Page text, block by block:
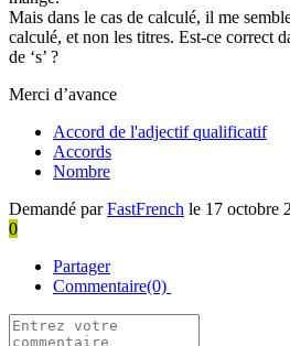
Mais dans le cas de calculé, il me
calculé, et non les titres. Est-ce correct
de ‘s’ ?
Merci d’avance
Accord de l'adjectif qualificatif
Accords
Nombre
Demandé parFastFrench le 17 octobre
0
Partager
Commentaire(0)